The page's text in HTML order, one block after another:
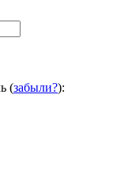
(забыли?):